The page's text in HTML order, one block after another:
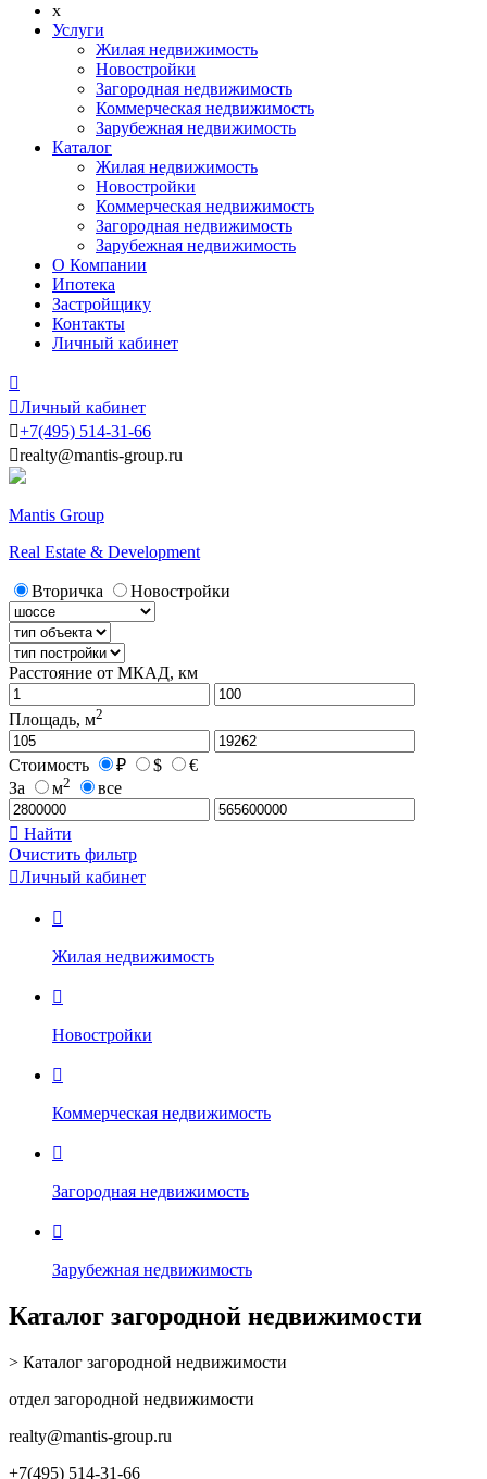
x
Услуги
Жилая недвижимость
Новостройки
Загородная недвижимость
Коммерческая недвижимость
Зарубежная недвижимость
Каталог
Жилая недвижимость
Новостройки
Коммерческая недвижимость
Загородная недвижимость
Зарубежная недвижимость
О Компании
Ипотека
Застройщику
Контакты
Личный кабинет

Личный кабинет
+7(495) 514-31-66
realty@mantis-group.ru
Mantis Group
Real Estate & Development
Вторичка Новостройки
Расстояние от МКАД, км
Площадь, м2
Стоимость ₽ $
€
За
м2 все
 Найти
Очистить фильтр
Личный кабинет

Жилая недвижимость

Новостройки

Коммерческая недвижимость

Загородная недвижимость

Зарубежная недвижимость
Каталог загородной недвижимости
> Каталог загородной недвижимости
отдел загородной недвижимости
realty@mantis-group.ru
+7(495) 514-31-66